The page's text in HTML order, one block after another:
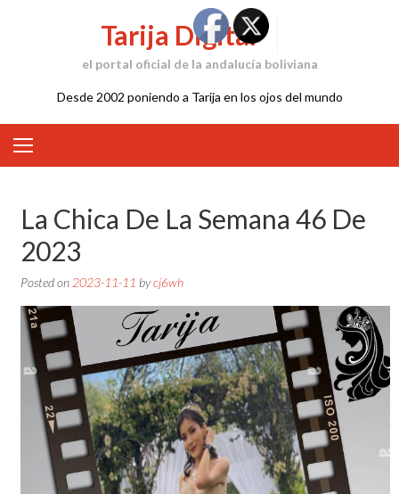
Tarija Digital
el portal oficial de la andalucía boliviana
Desde 2002 poniendo a Tarija en los ojos del mundo
La Chica De La Semana 46 De
2023
Posted on 2023-11-11 bycj6wh